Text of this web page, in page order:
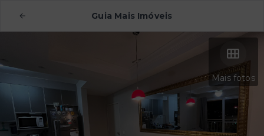
Guia Mais Imóveis
Mais fotos